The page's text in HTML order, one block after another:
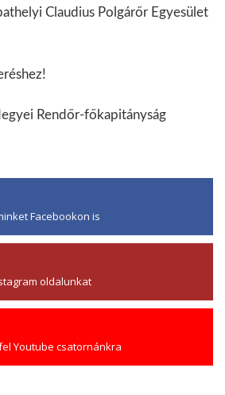
Claudius Polgárőr Egyesület
Rendőr-főkapitányság
Facebookon is
oldalunkat
Youtube csatornánkra